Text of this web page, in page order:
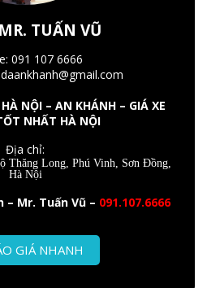
TUẤN VŨ
091 107 6666
NỘI – AN KHÁNH – GIÁ XE
NHẤT HÀ NỘI
Địa chỉ:
Thăng Long, Phú Vinh, Sơn Đồng,
Hà Nội
– Mr. Tuấn Vũ – 091.107.6666
GIÁ NHANH